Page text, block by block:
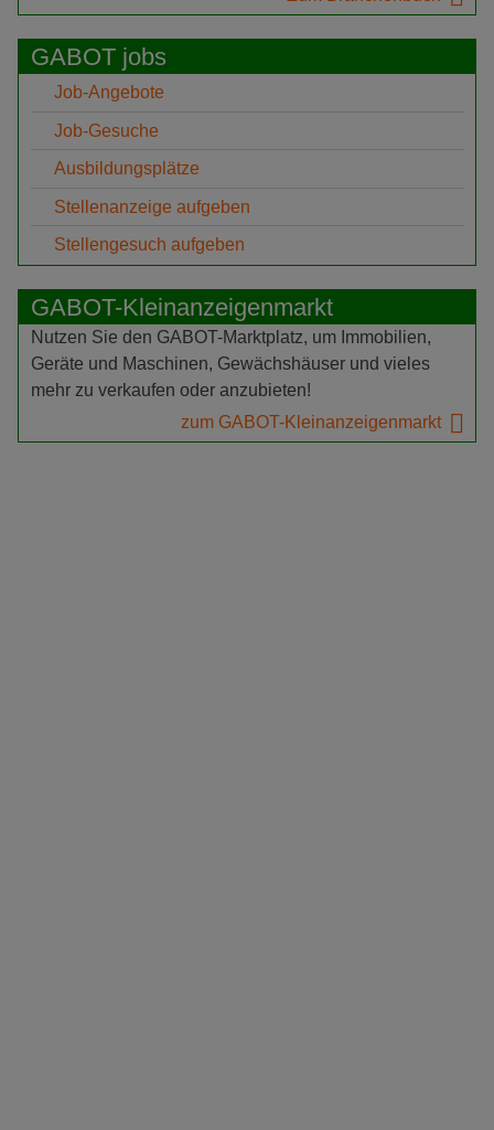
GABOT jobs
Job-Angebote
Job-Gesuche
Ausbildungsplätze
Stellenanzeige aufgeben
Stellengesuch aufgeben
GABOT-Kleinanzeigenmarkt
Nutzen Sie den GABOT-Marktplatz, um Immobilien,
Geräte und Maschinen, Gewächshäuser und vieles
mehr zu verkaufen oder anzubieten!
zum GABOT-Kleinanzeigenmarkt